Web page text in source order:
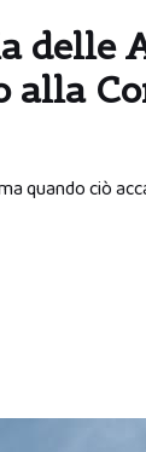
delle
alla
quando ciò